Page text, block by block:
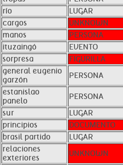
río
LUGAR
cargos
UNKNOWN
manos
PERSONA
ituzaingó
EVENTO
sorpresa
FIGURILLA
general eugenio
garzón
PERSONA
estanislao
panelo
PERSONA
sur
LUGAR
principios
DOCUMENTO
brasil partido
LUGAR
relaciones
exteriores
UNKNOWN